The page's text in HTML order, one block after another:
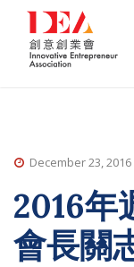
December 23, 2016
2016年
會長關